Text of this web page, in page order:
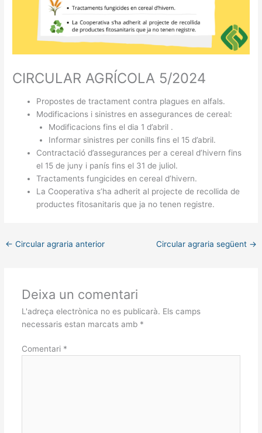
CIRCULAR AGRÍCOLA 5/2024
Propostes de tractament contra plagues en alfals.
Modificacions i sinistres en assegurances de cereal:
Modificacions fins el dia 1 d’abril .
Informar sinistres per conills fins el 15 d’abril.
Contractació d’assegurances per a cereal d’hivern fins
el 15 de juny i panís fins el 31 de juliol.
Tractaments fungicides en cereal d’hivern.
La Cooperativa s’ha adherit al projecte de recollida de
productes fitosanitaris que ja no tenen registre.
← Circular agraria anterior Circular agraria següent →
Deixa un comentari
L'adreça electrònica no es publicarà. Els camps
necessaris estan marcats amb *
Comentari *